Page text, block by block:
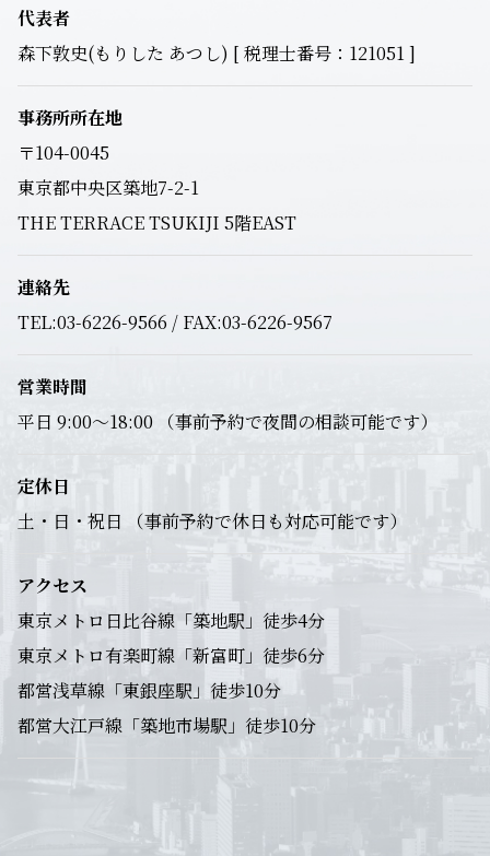
代表者
森下敦史(もりした あつし) [ 税理士番号：121051 ]
事務所所在地
〒104-0045
東京都中央区築地7-2-1
THE TERRACE TSUKIJI 5階EAST
連絡先
TEL:03-6226-9566 / FAX:03-6226-9567
営業時間
平日 9:00～18:00 （事前予約で夜間の相談可能です）
定休日
土・日・祝日 （事前予約で休日も対応可能です）
アクセス
東京メトロ日比谷線「築地駅」徒歩4分
東京メトロ有楽町線「新富町」徒歩6分
都営浅草線「東銀座駅」徒歩10分
都営大江戸線「築地市場駅」徒歩10分